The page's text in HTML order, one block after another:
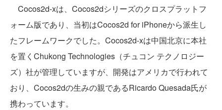
Cocos2d-xは、Cocos2dシリーズのクロスプラットフ
ォーム版であり、当初はCocos2d for iPhoneから派生し
たフレームワークでした。Cocos2d-xは中国北京に本社
を置くChukong Technologies（チュコン テクノロジー
ズ）社が管理していますが、開発はアメリカで行われて
おり、Cocos2dの生みの親であるRicardo Quesada氏が
携わっています。